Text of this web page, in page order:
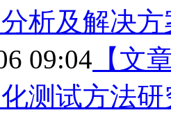
析及解决方
09:04 【文
测试方法研